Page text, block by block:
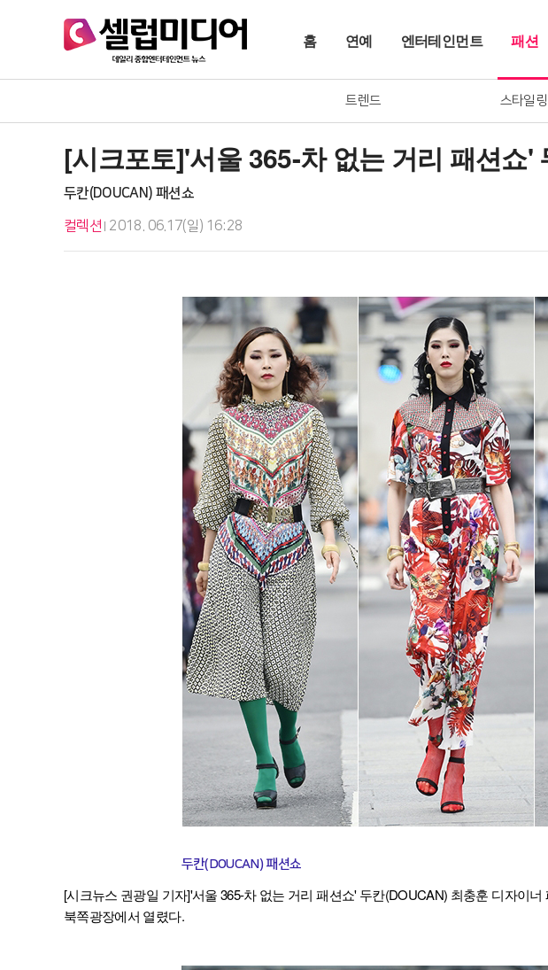
홈 연예 엔터테인먼트 패션
트렌드 스타일링
[시크포토]'서울 365-차 없는 거리 패션쇼'
두칸(DOUCAN) 패션쇼
컬렉션 2018. 06.17(일) 16:28
두칸(DOUCAN) 패션쇼
[시크뉴스 권광일 기자]'서울 365-차 없는 거리 패션쇼' 두칸(DOUCAN) 최충훈 디자이
북쪽광장에서 열렸다.